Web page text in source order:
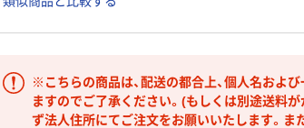
※こちらの商品は、配送の都合上、個人名およ
ますのでご了承ください。(もしくは別途送料
ず法人住所にてご注文をお願いいたします。ま